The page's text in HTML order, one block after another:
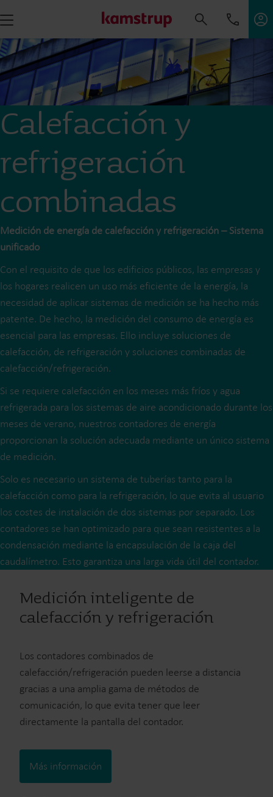
Calefacción y
refrigeración
combinadas
Medición de energía de calefacción y refrigeración – Sistema
unificado
Con el requisito de que los edificios públicos, las empresas y
los hogares realicen un uso más eficiente de la energía, la
necesidad de aplicar sistemas de medición se ha hecho más
patente. De hecho, la medición del consumo de energía es
esencial para las empresas. Ello incluye soluciones de
calefacción, de refrigeración y soluciones combinadas de
calefacción/refrigeración.
Si se requiere calefacción en los meses más fríos y agua
refrigerada para los sistemas de aire acondicionado durante los
meses de verano, nuestros contadores de energía
proporcionan la solución adecuada mediante un único sistema
de medición.
Solo es necesario un sistema de tuberías tanto para la
calefacción como para la refrigeración, lo que evita al usuario
los costes de instalación de dos sistemas por separado. Los
contadores se han optimizado para que sean resistentes a la
condensación mediante la encapsulación de la caja del
caudalímetro. Esto garantiza una larga vida útil del contador.
Medición inteligente de
calefacción y refrigeración
Los contadores combinados de
calefacción/refrigeración pueden leerse a distancia
gracias a una amplia gama de métodos de
comunicación, lo que evita tener que leer
directamente la pantalla del contador.
Más información